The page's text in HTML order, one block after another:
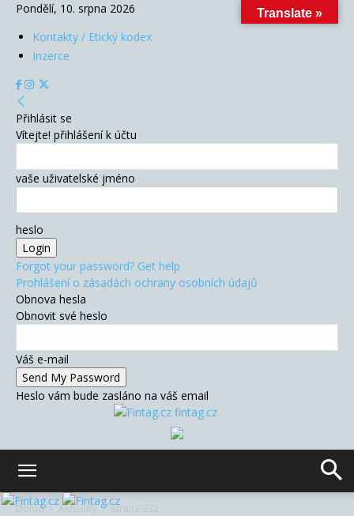
Pondělí, 10. srpna 2026
Kontakty / Etický kodex
Inzerce
Přihlásit se
Vítejte! přihlášení k účtu
vaše uživatelské jméno
heslo
Forgot your password? Get help
Prohlášení o zásadách ochrany osobních údajů
Obnova hesla
Obnovit své heslo
Váš e-mail
Heslo vám bude zasláno na váš email
fintag.cz
Domů Aktuality Strana 332
Translate »